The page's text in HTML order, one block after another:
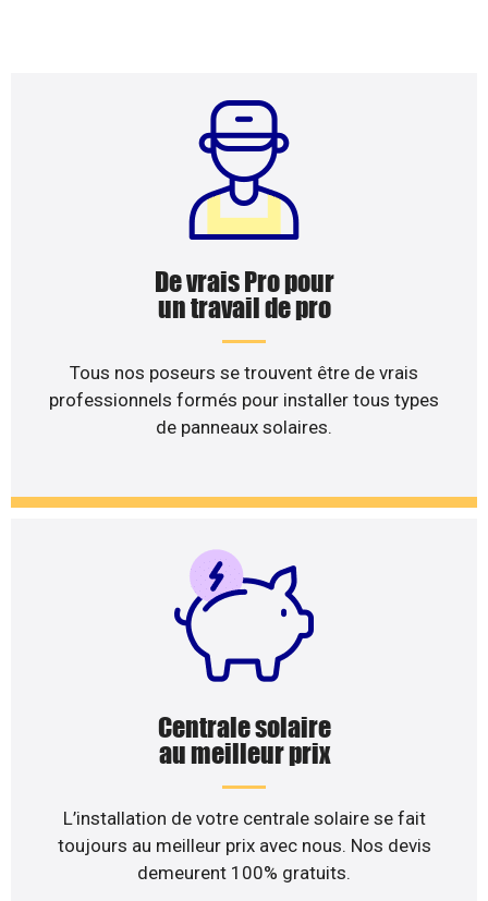
De vrais Pro pour
un travail de pro
Tous nos poseurs se trouvent être de vrais
professionnels formés pour installer tous types
de panneaux solaires.
Centrale solaire
au meilleur prix
L’installation de votre centrale solaire se fait
toujours au meilleur prix avec nous. Nos devis
demeurent 100% gratuits.